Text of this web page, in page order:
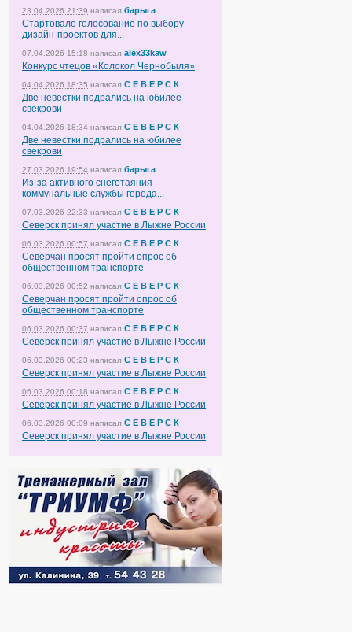
23.04.2026 21:39 написал барыга
Стартовало голосование по выбору
дизайн-проектов для...
07.04.2026 15:18 написал alex33kaw
Конкурс чтецов «Колокол Чернобыля»
04.04.2026 18:35 написал С Е В Е Р С К
Две невестки подрались на юбилее
свекрови
04.04.2026 18:34 написал С Е В Е Р С К
Две невестки подрались на юбилее
свекрови
27.03.2026 19:54 написал барыга
Из-за активного снеготаяния
коммунальные службы города...
07.03.2026 22:33 написал С Е В Е Р С К
Северск принял участие в Лыжне России
06.03.2026 00:57 написал С Е В Е Р С К
Северчан просят пройти опрос об
общественном транспорте
06.03.2026 00:52 написал С Е В Е Р С К
Северчан просят пройти опрос об
общественном транспорте
06.03.2026 00:37 написал С Е В Е Р С К
Северск принял участие в Лыжне России
06.03.2026 00:23 написал С Е В Е Р С К
Северск принял участие в Лыжне России
06.03.2026 00:18 написал С Е В Е Р С К
Северск принял участие в Лыжне России
06.03.2026 00:09 написал С Е В Е Р С К
Северск принял участие в Лыжне России